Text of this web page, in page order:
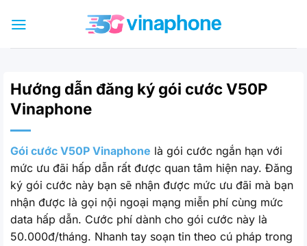
qua
Hướng dẫn đăng ký gói cước V50P
Vinaphone
Gói cước V50P Vinaphone là gói cước ngắn hạn với
mức ưu đãi hấp dẫn rất được quan tâm hiện nay. Đăng
ký gói cước này bạn sẽ nhận được mức ưu đãi mà bạn
nhận được là gọi nội ngoại mạng miễn phí cùng mức
data hấp dẫn. Cước phí dành cho gói cước này là
50.000đ/tháng. Nhanh tay soạn tin theo cú pháp trong